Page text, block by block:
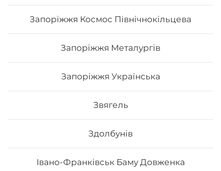
Запоріжжя Космос Північнокільцева
Запоріжжя Металургів
Запоріжжя Українська
Звягель
Здолбунів
Івано-Франківськ Баму Довженка
Макі Філа